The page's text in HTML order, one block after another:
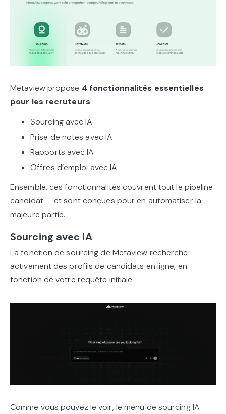
Metaview propose 4 fonctionnalités essentielles
pour les recruteurs :
Sourcing avec IA
Prise de notes avec IA
Rapports avec IA
Offres d’emploi avec IA
Ensemble, ces fonctionnalités couvrent tout le pipeline
candidat — et sont conçues pour en automatiser la
majeure partie.
Sourcing avec IA
La fonction de sourcing de Metaview recherche
activement des profils de candidats en ligne, en
fonction de votre requête initiale.
Comme vous pouvez le voir, le menu de sourcing IA